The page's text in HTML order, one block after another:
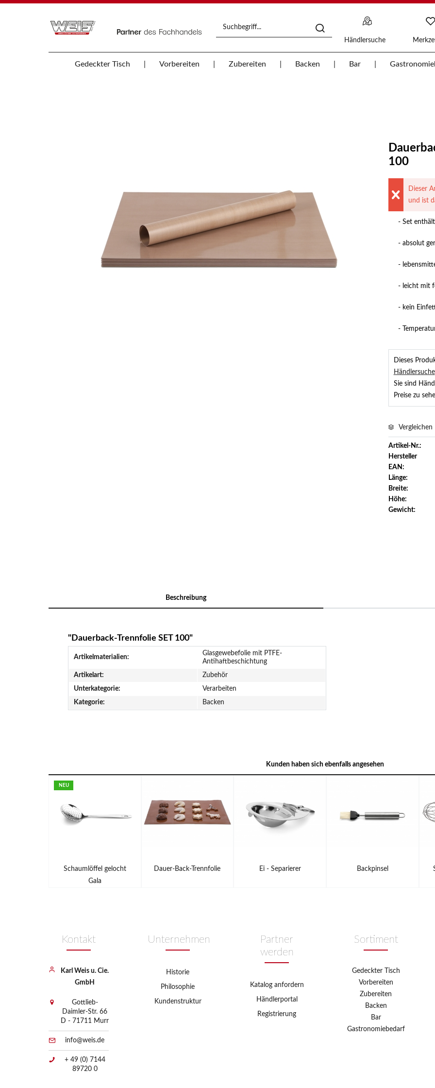
Händlersuche
Gedeckter Tisch Vorbereiten Zubereiten Backen Bar
100
Dieser
und ist
- Set
- absolut
-
- leicht mit
- kein
-
Dieses
Händlersuche
Sie sind
Preise zu
Vergleichen
Artikel-Nr.:
Hersteller
EAN:
Länge:
Breite:
Höhe:
Gewicht:
Beschreibung
"Dauerback-Trennfolie SET 100"
Artikelmaterialien:
Glasgewebefolie mit PTFE-
Antihaftbeschichtung
Artikelart:
Zubehör
Unterkategorie:
Verarbeiten
Kategorie:
Backen
Kunden haben sich ebenfalls angesehen
NEU
Schaumlöffel gelocht
Gala
Dauer-Back-Trennfolie Ei - Separierer Backpinsel
Unternehmen
Historie
Philosophie
Kundenstruktur
Partner
werden
Katalog anfordern
Händlerportal
Registrierung
Kontakt
Karl Weis u. Cie.
GmbH
Gottlieb-
Daimler-Str. 66
D - 71711 Murr
info@weis.de
+ 49 (0) 7144
89720 0
Sortiment
Gedeckter Tisch
Vorbereiten
Zubereiten
Backen
Bar
Gastronomiebedarf